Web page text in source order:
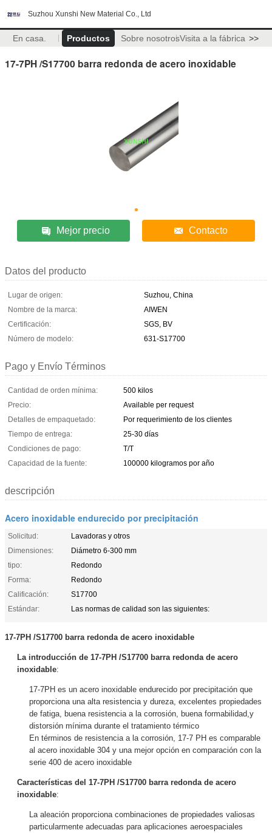
Suzhou Xunshi New Material Co., Ltd
En casa. Productos Sobre nosotrosVisita a la fábrica >>
17-7PH /S17700 barra redonda de acero inoxidable
Mejor precio Contacto
Datos del producto
Lugar de origen:
Suzhou, China
Nombre de la marca:
AIWEN
Certificación:
SGS, BV
Número de modelo:
631-S17700
Pago y Envío Términos
Cantidad de orden mínima:
500 kilos
Precio:
Available per request
Detalles de empaquetado:
Por requerimiento de los clientes
Tiempo de entrega:
25-30 días
Condiciones de pago:
T/T
Capacidad de la fuente:
100000 kilogramos por año
descripción
Acero inoxidable endurecido por precipitación
Solicitud:
Lavadoras y otros
Dimensiones:
Diámetro 6-300 mm
tipo:
Redondo
Forma:
Redondo
Calificación:
S17700
Estándar:
Las normas de calidad son las siguientes:
17-7PH /S17700 barra redonda de acero inoxidable
La introducción de 17-7PH /S17700 barra redonda de acero
inoxidable:
17-7PH es un acero inoxidable endurecido por precipitación que
proporciona una alta resistencia y dureza, excelentes propiedades
de fatiga, buena resistencia a la corrosión, buena formabilidad,y
distorsión mínima durante el tratamiento térmico
En términos de resistencia a la corrosión, 17-7 PH es comparable
al acero inoxidable 304 y una mejor opción en comparación con la
serie 400 de acero inoxidable
Características del 17-7PH /S17700 barra redonda de acero
inoxidable:
La aleación proporciona combinaciones de propiedades valiosas
particularmente adecuadas para aplicaciones aeroespaciales